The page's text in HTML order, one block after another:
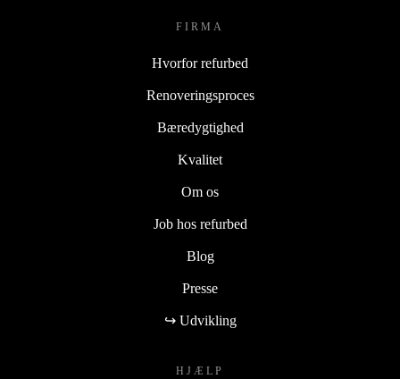
FIRMA
Hvorfor refurbed
Renoveringsproces
Bæredygtighed
Kvalitet
Om os
Job hos refurbed
Blog
Presse
↪ Udvikling
HJÆLP